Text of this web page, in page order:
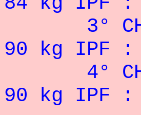
3°
90 kg IPF :
4°
90 kg IPF